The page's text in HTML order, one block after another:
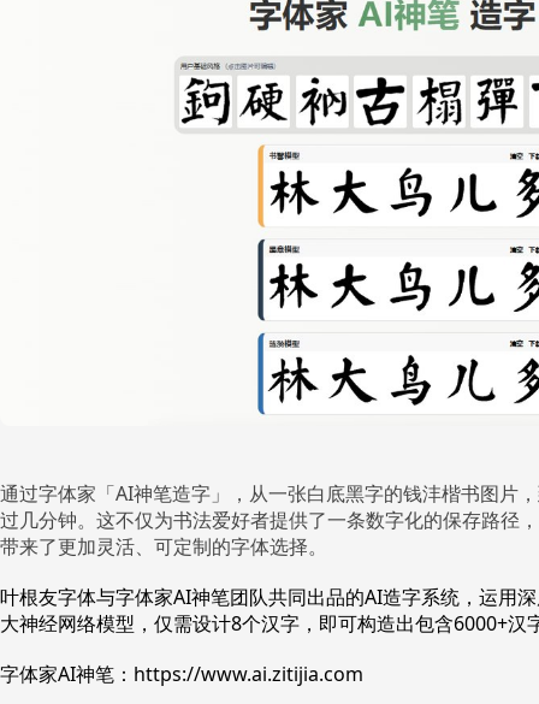
通过字体家「AI神笔造字」，从一张白底黑字的钱沣楷书图片
过几分钟。这不仅为书法爱好者提供了一条数字化的保存路径
带来了更加灵活、可定制的字体选择。
叶根友字体与字体家AI神笔团队共同出品的AI造字系统，运用
大神经网络模型，仅需设计8个汉字，即可构造出包含6000+汉
字体家AI神笔：https://www.ai.zitijia.com